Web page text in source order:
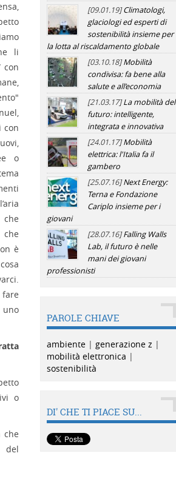
li
con
con
o
è
uno
o
che
del
[09.01.19]Climatologi,
glaciologi ed esperti di
sostenibilità insieme per
la lotta al riscaldamento globale
[03.10.18]Mobilità
condivisa: fa bene alla
salute e all’economia
[21.03.17]La mobilità del
futuro: intelligente,
integrata e innovativa
[24.01.17]Mobilità
elettrica: l'Italia fa il
gambero
[25.07.16]Next Energy:
Terna e Fondazione
Cariplo insieme per i
giovani
[28.07.16]Falling Walls
Lab, il futuro è nelle
mani dei giovani
professionisti
PAROLE CHIAVE
ambiente| generazione z |
mobilità elettronica |
sostenibilità
DI' CHE TI PIACE SU...